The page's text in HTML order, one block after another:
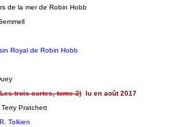
de la mer de Robin Hobb
Royal de Robin Hobb
trois cartes, tome 2) lu en août 2017
Terry Pratchett
Tolkien